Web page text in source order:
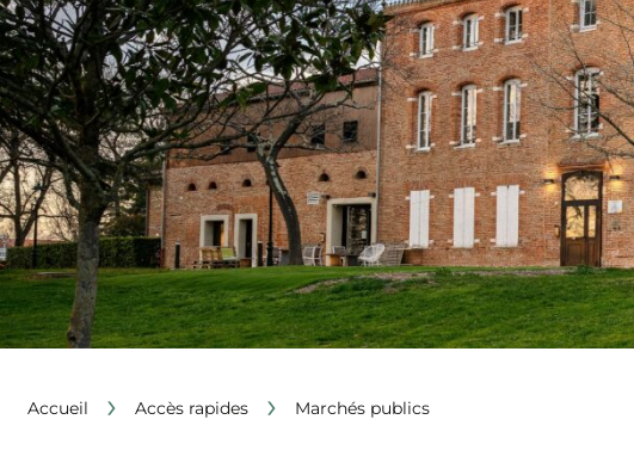
Accueil › Accès rapides › Marchés publics